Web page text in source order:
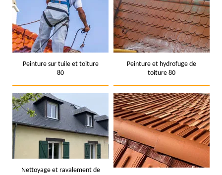
Peinture sur tuile et toiture
80
Peinture et hydrofuge de
toiture 80
Nettoyage et ravalement de